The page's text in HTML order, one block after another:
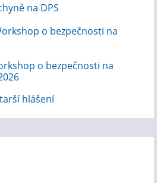
na DPS
o bezpečnosti na
o bezpečnosti na
hlášení